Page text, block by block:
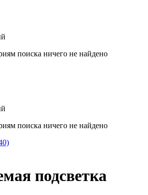
поиска ничего не найдено
поиска ничего не найдено
подсветка